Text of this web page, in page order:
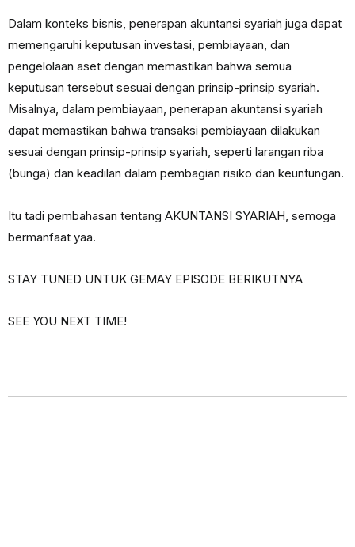
Dalam konteks bisnis, penerapan akuntansi syariah juga dapat
memengaruhi keputusan investasi, pembiayaan, dan
pengelolaan aset dengan memastikan bahwa semua
keputusan tersebut sesuai dengan prinsip-prinsip syariah.
Misalnya, dalam pembiayaan, penerapan akuntansi syariah
dapat memastikan bahwa transaksi pembiayaan dilakukan
sesuai dengan prinsip-prinsip syariah, seperti larangan riba
(bunga) dan keadilan dalam pembagian risiko dan keuntungan.
Itu tadi pembahasan tentang AKUNTANSI SYARIAH, semoga
bermanfaat yaa.
STAY TUNED UNTUK GEMAY EPISODE BERIKUTNYA
SEE YOU NEXT TIME!